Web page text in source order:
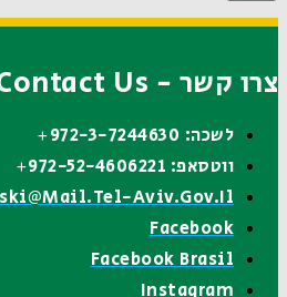
צרו קשר - Contact Us
לשכה: 972-3-7244630+
ווטסאפ: 972-52-4606221+
Aviv.gov.il
Facebook
Facebook Brasil
Instagram